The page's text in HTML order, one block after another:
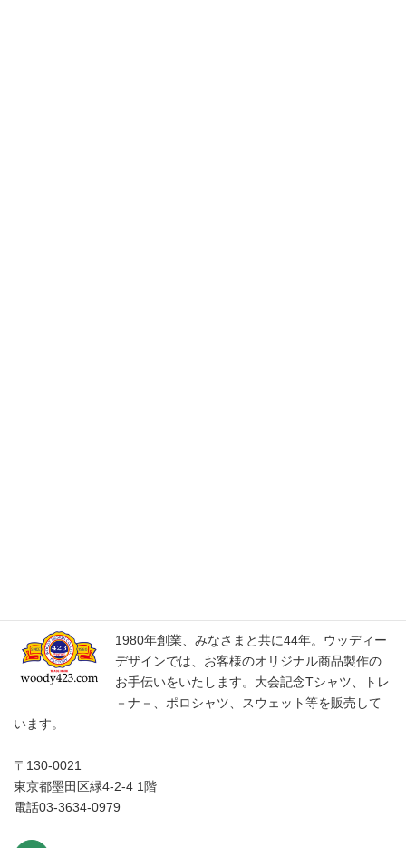
1980年創業、みなさまと共に44年。ウッディー
デザインでは、お客様のオリジナル商品製作の
お手伝いをいたします。大会記念Tシャツ、トレ
－ナ－、ポロシャツ、スウェット等を販売して
います。
〒130-0021
東京都墨田区緑4-2-4 1階
電話03-3634-0979